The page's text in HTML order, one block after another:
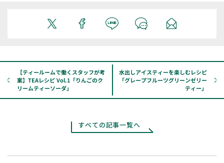
【ティールームで働くスタッフが考
案】TEAレシピ Vol.1「りんごのク
リームティーソーダ」
水出しアイスティーを楽しむレシピ
「グレープフルーツグリーンゼリー
ティー」
すべての記事一覧へ